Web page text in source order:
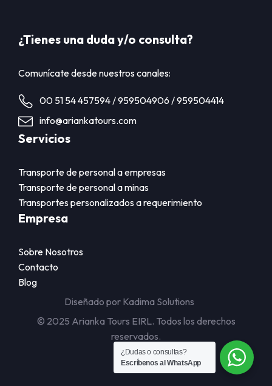
¿Tienes una duda y/o consulta?
Comunícate desde nuestros canales:
00 51 54 457594 / 959504906 / 959504414
info@ariankatours.com
Servicios
Transporte de personal a empresas
Transporte de personal a minas
Transportes personalizados a requerimiento
Empresa
Sobre Nosotros
Contacto
Blog
Diseñado por Kadima Solutions
© 2025 Arianka Tours EIRL. Todos los derechos
reservados.
¿Dudas o consultas?
Escríbenos al WhatsApp